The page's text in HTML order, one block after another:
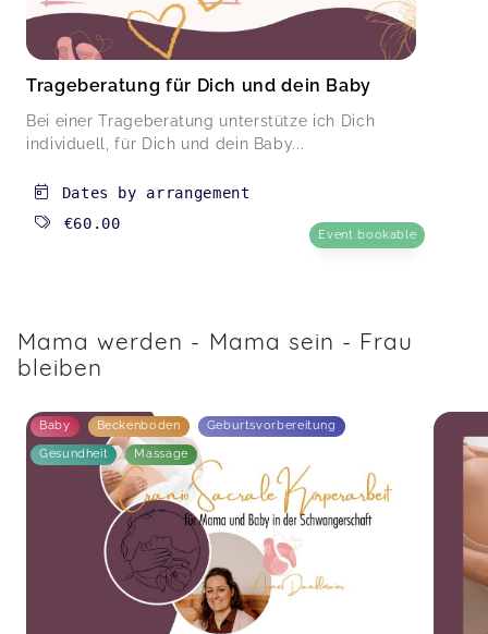
Trageberatung für Dich und dein Baby
Bei einer Trageberatung unterstütze ich Dich
individuell, für Dich und dein Baby...
Dates by arrangement
€60.00
Event bookable
Mama werden - Mama sein - Frau
bleiben
Baby Beckenboden Geburtsvorbereitung
Gesundheit Massage